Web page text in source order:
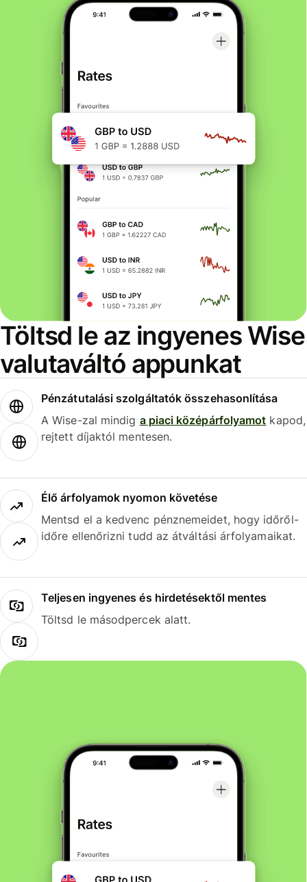
Töltsd le az ingyenes Wise
valutaváltó appunkat
Pénzátutalási szolgáltatók összehasonlítása
A Wise-zal mindig a piaci középárfolyamot kapod,
rejtett díjaktól mentesen.
Élő árfolyamok nyomon követése
Mentsd el a kedvenc pénznemeidet, hogy időről-
időre ellenőrizni tudd az átváltási árfolyamaikat.
Teljesen ingyenes és hirdetésektől mentes
Töltsd le másodpercek alatt.